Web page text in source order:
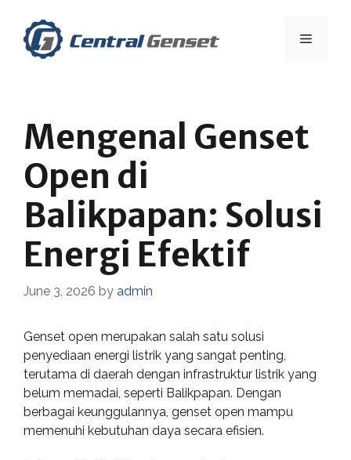
content
Menu
Mengenal Genset
Open di
Balikpapan: Solusi
Energi Efektif
June 3, 2026 by admin
Genset open merupakan salah satu solusi
penyediaan energi listrik yang sangat penting,
terutama di daerah dengan infrastruktur listrik yang
belum memadai, seperti Balikpapan. Dengan
berbagai keunggulannya, genset open mampu
memenuhi kebutuhan daya secara efisien.